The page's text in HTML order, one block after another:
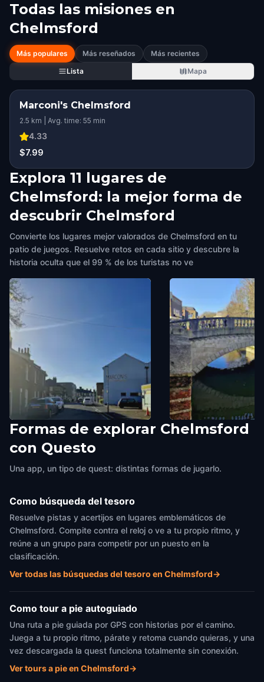
Todas las misiones en
Chelmsford
Más populares Más reseñados
Más recientes
Lista
Mapa
Marconi's Chelmsford
2.5 km | Avg. time: 55 min
4.33
$7.99
Explora 11 lugares de
Chelmsford: la mejor forma de
descubrir Chelmsford
Convierte los lugares mejor valorados de Chelmsford en tu
patio de juegos. Resuelve retos en cada sitio y descubre la
historia oculta que el 99 % de los turistas no ve
First Wireless Factory in the
World
Chelmsford
Stone Bridge
Formas de explorar Chelmsford
con Questo
Una app, un tipo de quest: distintas formas de jugarlo.
Como búsqueda del tesoro
Resuelve pistas y acertijos en lugares emblemáticos de
Chelmsford. Compite contra el reloj o ve a tu propio ritmo, y
reúne a un grupo para competir por un puesto en la
clasificación.
Ver todas las búsquedas del tesoro en Chelmsford→
Como tour a pie autoguiado
Una ruta a pie guiada por GPS con historias por el camino.
Juega a tu propio ritmo, párate y retoma cuando quieras, y una
vez descargada la quest funciona totalmente sin conexión.
Ver tours a pie en Chelmsford→